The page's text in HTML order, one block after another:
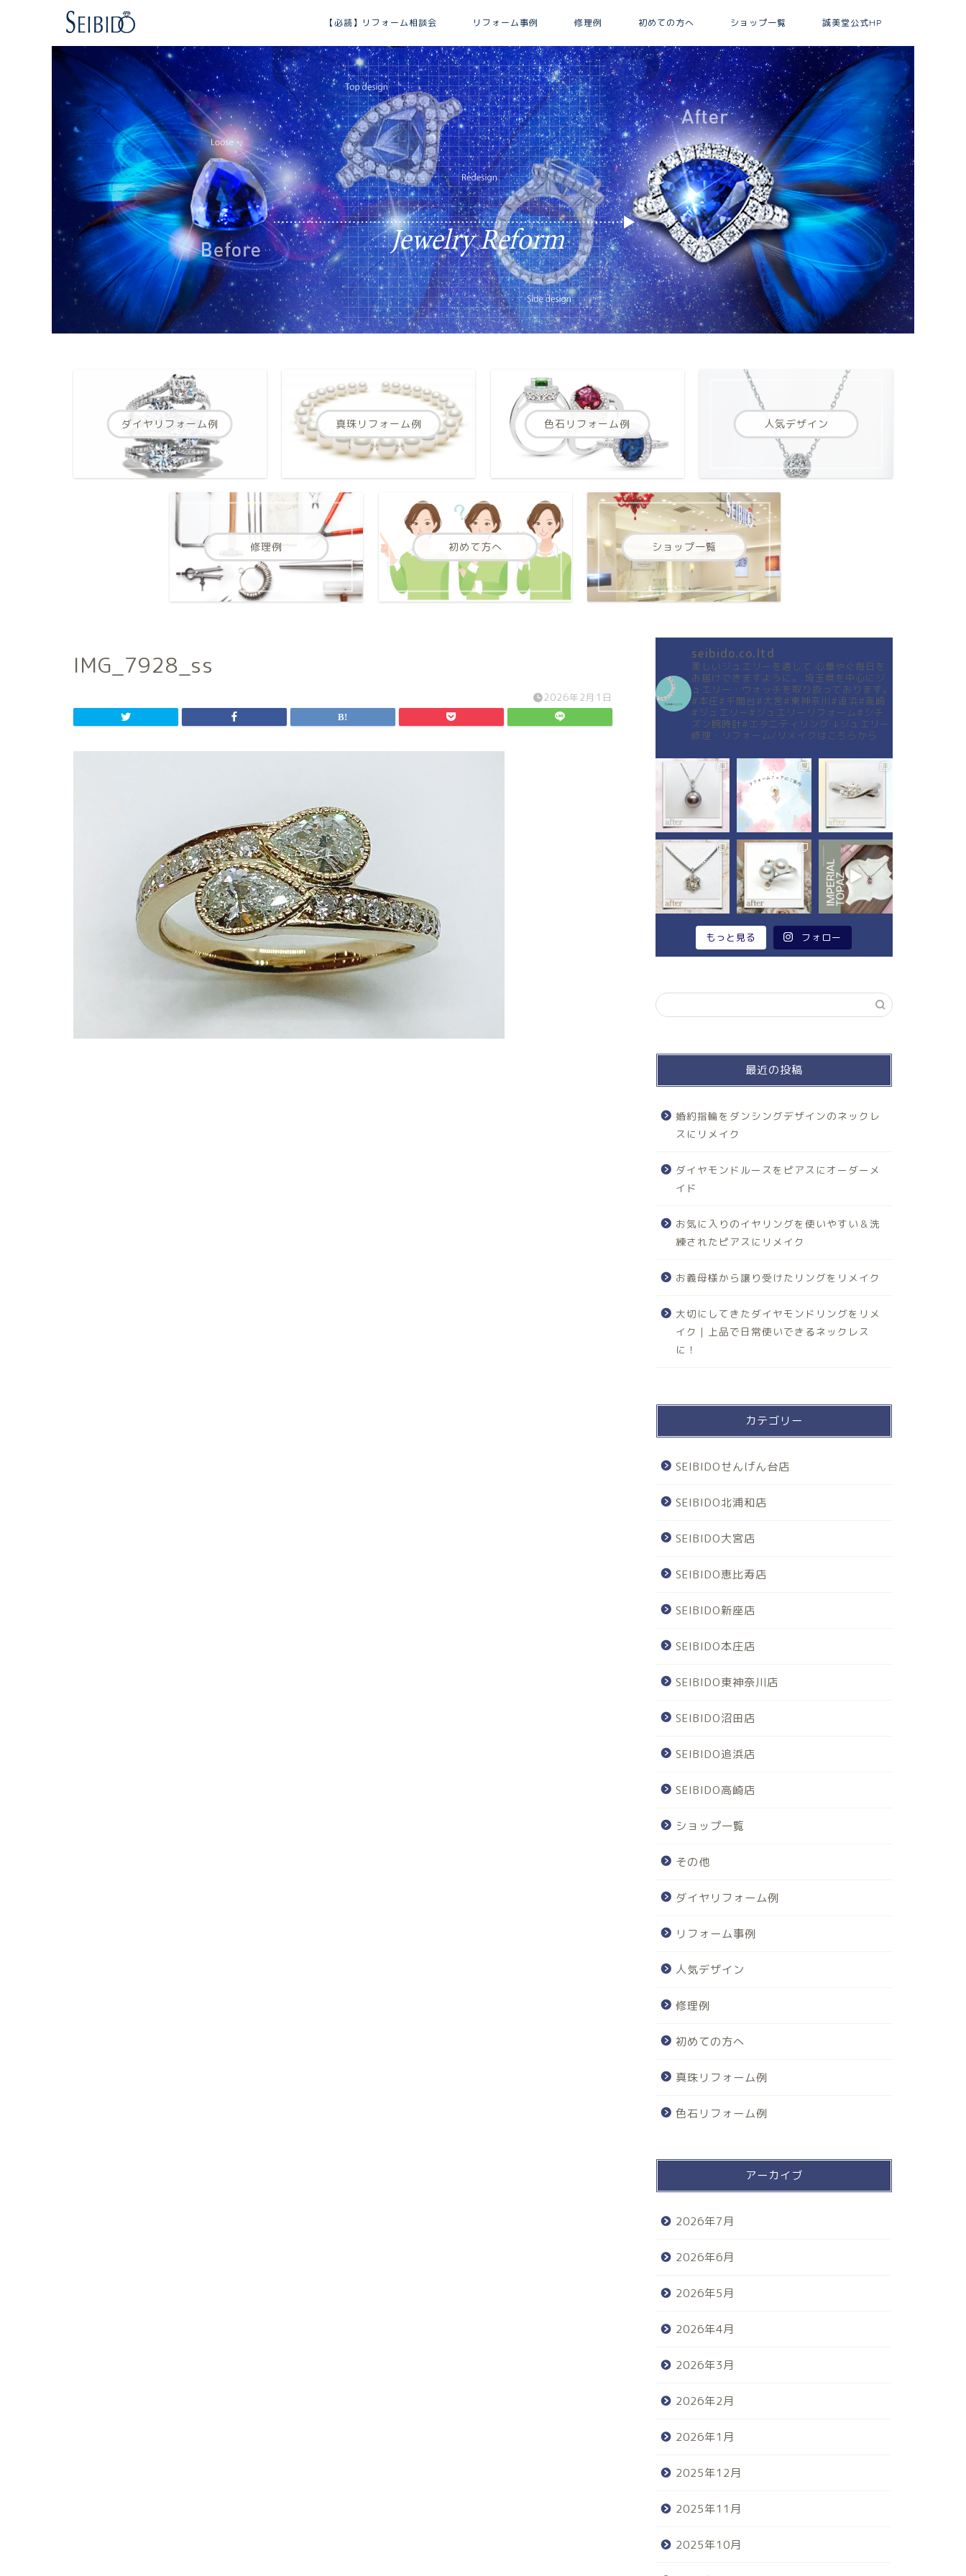
【必読】リフォーム相談会 リフォーム事例 修理例 初めての方へ ショップ一覧 誠美堂公式HP
ダイヤリフォーム例 真珠リフォーム例 色石リフォーム例 人気デザイン
修理例 初めて方へ ショップ一覧
IMG_7928_ss
2026年2月1日
seibido.co.ltd
美しいジュエリーを通して 心華やぐ毎日を
お届けできますように。
埼玉県を中心にジ
ュエリー・ウォッチを取り扱っております。
#本庄#千間台#大宮#東神奈川#追浜#高崎
#ジュエリー#ジュエリーリフォーム#シチ
ズン腕時計#エタニティリング ↓ジュエリー
修理・リフォーム/リメイクはこちらから
もっと見る フォロー
最近の投稿
婚約指輪をダンシングデザインのネックレ
スにリメイク
ダイヤモンドルースをピアスにオーダーメ
イド
お気に入りのイヤリングを使いやすい＆洗
練されたピアスにリメイク
お義母様から譲り受けたリングをリメイク
大切にしてきたダイヤモンドリングをリメ
イク｜上品で日常使いできるネックレス
に！
カテゴリー
SEIBIDOせんげん台店
SEIBIDO北浦和店
SEIBIDO大宮店
SEIBIDO恵比寿店
SEIBIDO新座店
SEIBIDO本庄店
SEIBIDO東神奈川店
SEIBIDO沼田店
SEIBIDO追浜店
SEIBIDO高崎店
ショップ一覧
その他
ダイヤリフォーム例
リフォーム事例
人気デザイン
修理例
初めての方へ
真珠リフォーム例
色石リフォーム例
アーカイブ
2026年7月
2026年6月
2026年5月
2026年4月
2026年3月
2026年2月
2026年1月
2025年12月
2025年11月
2025年10月